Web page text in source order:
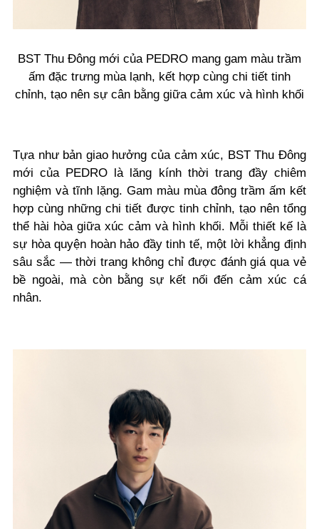
BST Thu Đông mới của PEDRO mang gam màu trầm
ấm đặc trưng mùa lạnh, kết hợp cùng chi tiết tinh
chỉnh, tạo nên sự cân bằng giữa cảm xúc và hình khối
Tựa như bản giao hưởng của cảm xúc, BST Thu Đông
mới của PEDRO là lăng kính thời trang đầy chiêm
nghiệm và tĩnh lặng. Gam màu mùa đông trầm ấm kết
hợp cùng những chi tiết được tinh chỉnh, tạo nên tổng
thể hài hòa giữa xúc cảm và hình khối. Mỗi thiết kế là
sự hòa quyện hoàn hảo đầy tinh tế, một lời khẳng định
sâu sắc — thời trang không chỉ được đánh giá qua vẻ
bề ngoài, mà còn bằng sự kết nối đến cảm xúc cá
nhân.